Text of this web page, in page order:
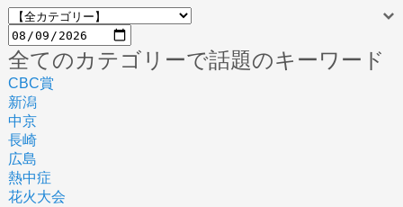
全てのカテゴリーで話題のキーワード
CBC賞
新潟
中京
長崎
広島
熱中症
花火大会